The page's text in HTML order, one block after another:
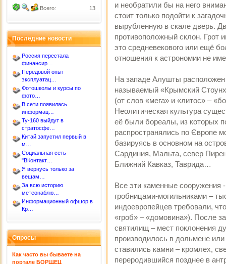
Всего: 13
Последние новости
Россия перестала
финансир…
Передовой опыт
эксплуатац…
Фотошколы и курсы по
фото…
В сети появилась
информац…
Ту-160 выйдут в
стратосфе…
Китай запустил первый в
м…
Социальная сеть
"ВКонтакт…
Я вернусь только за
вещам…
За всю историю
метеонаблю…
Информационный офшор в
Кр…
Опросы
Как часто вы бываете на
портале БОРЩЕЦ
и необратили бы на него
стоит только подойти к
вырубленную в скале дверь.
противоположный склон. Грот
это средневекового или ещё
отношения к астрономии не
На западе Алушты расположен
называемый «Крымский
(от слов «мега» и «литос» –
Неолитическая культура
её были бореалы, из которых
распространялись по Європе
базируясь в основном на
Сардиния, Мальта, север
Ближний Кавказ, Таврида…
Все эти каменные
гробницами-могильниками –
индоевропейцев требовали,
«гроб» – «домовина»). После
святилищ – мест поклонения
производилось в дольмене
ставились камни – кромлех,
переродившийся позднее в